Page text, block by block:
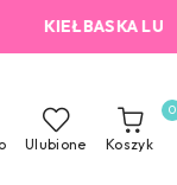
LUB
Ulubione Koszyk
0